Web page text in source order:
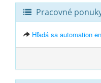
Pracovné
Hľadá sa automation